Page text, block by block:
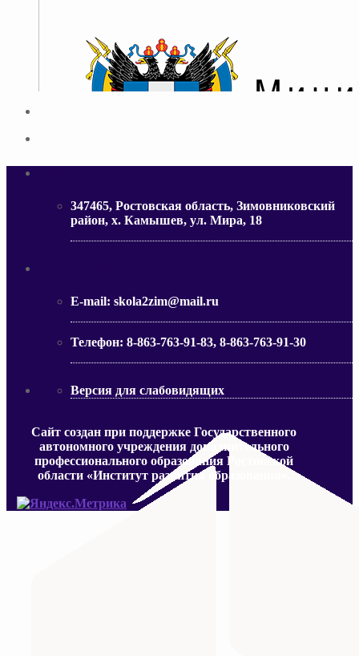
МИНИСТЕРСТВО ПРОСВЕЩЕНИЯ
347465, Ростовская область, Зимовниковский
район, х. Камышев, ул. Мира, 18
E-mail: skola2zim@mail.ru
Телефон: 8-863-763-91-83, 8-863-763-91-30
Версия для слабовидящих
Сайт создан при поддержке Государственного
автономного учреждения дополнительного
профессионального образования Ростовской
области «Институт развития образования».